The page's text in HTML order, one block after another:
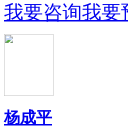
我要咨询我要
杨成平